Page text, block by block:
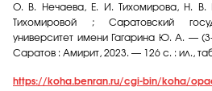
О. В. Нечаева, Е. И. Тихомирова, Н. В.
Тихомировой ; Саратовский
университет имени Гагарина Ю. А. —
Саратов : Амирит, 2023. — 126 с. : ил.,
https://koha.benran.ru/cgi-bin/koha/